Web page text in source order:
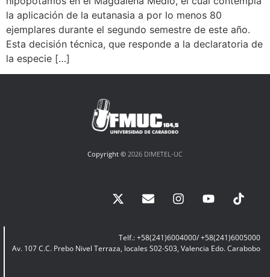
la aplicación de la eutanasia a por lo menos 80
ejemplares durante el segundo semestre de este año.
Esta decisión técnica, que responde a la declaratoria de
la especie […]
Copyright © 2026 DIMETEL-UC
Telf.: +58(241)6004000/ +58(241)6005000
Av. 107 C.C. Prebo Nivel Terraza, locales S02-S03, Valencia Edo. Carabobo